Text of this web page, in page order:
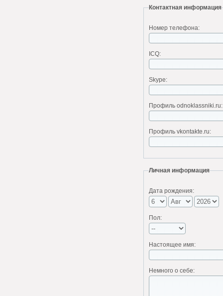
Контактная информация
Номер телефона:
ICQ:
Skype:
Профиль odnoklassniki.ru:
Профиль vkontakte.ru:
Личная информация
Дата рождения:
Пол:
Настоящее имя:
Немного о себе: